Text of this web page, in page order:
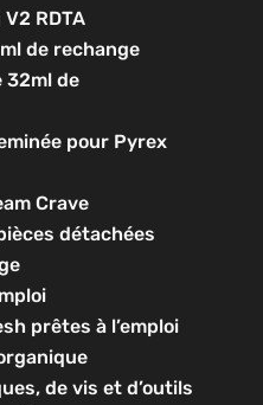
RDTA
de rechange
32ml de
pour Pyrex
Crave
détachées
prêtes à l’emploi
de vis et d’outils